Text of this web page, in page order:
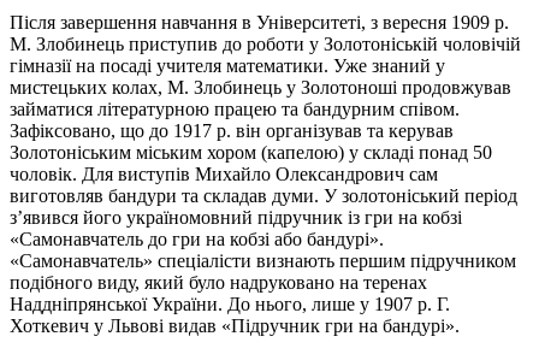
Після завершення навчання в Університеті, з вересня 1909 р.
М. Злобинець приступив до роботи у Золотоніській чоловічій
гімназії на посаді учителя математики. Уже знаний у
мистецьких колах, М. Злобинець у Золотоноші продовжував
займатися літературною працею та бандурним співом.
Зафіксовано, що до 1917 р. він організував та керував
Золотоніським міським хором (капелою) у складі понад 50
чоловік. Для виступів Михайло Олександрович сам
виготовляв бандури та складав думи. У золотоніський період
з’явився його україномовний підручник із гри на кобзі
«Самонавчатель до гри на кобзі або бандурі».
«Самонавчатель» спеціалісти визнають першим підручником
подібного виду, який було надруковано на теренах
Наддніпрянської України. До нього, лише у 1907 р. Г.
Хоткевич у Львові видав «Підручник гри на бандурі».